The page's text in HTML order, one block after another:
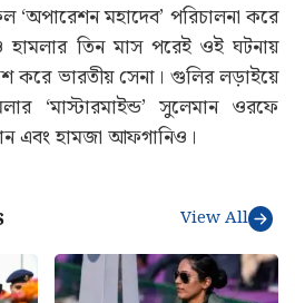
মহাদেব’ পরিচালনা করে
হামলার তিন মাস পরেই ওই ঘটনায়
করে ভারতীয় সেনা। গুলির লড়াইয়ে
‘মাস্টারমাইন্ড’ সুলেমান ওরফে
এবং হামজা আফগানিও।
View All